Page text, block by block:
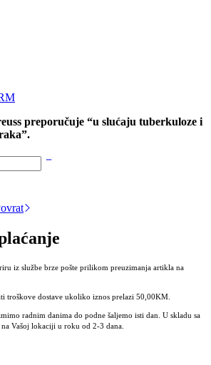
preporučuje “u slućaju tuberkuloze i
iz službe brze pošte prilikom preuzimanja artikla na
troškove dostave ukoliko iznos prelazi 50,00KM.
radnim danima do podne šaljemo isti dan. U skladu sa
Vašoj lokaciji u roku od 2-3 dana.